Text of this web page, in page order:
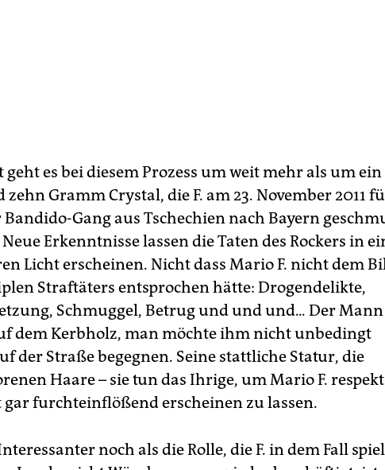
geht es bei diesem Prozess um weit mehr als um ein
zehn Gramm Crystal, die F. am 23. November 2011
Bandido-Gang aus Tschechien nach Bayern
Erkenntnisse lassen die Taten des Rockers in
Licht erscheinen. Nicht dass Mario F. nicht dem
Straftäters entsprochen hätte: Drogendelikte,
Schmuggel, Betrug und und und... Der
dem Kerbholz, man möchte ihm nicht unbedingt
der Straße begegnen. Seine stattliche Statur, die
Haare – sie tun das Ihrige, um Mario F.
furchteinflößend erscheinen zu lassen.
noch als die Rolle, die F. in dem Fall